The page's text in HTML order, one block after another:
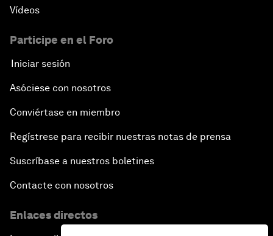
Vídeos
Participe en el Foro
Iniciar sesión
Asóciese con nosotros
Conviértase en miembro
Regístrese para recibir nuestras notas de prensa
Suscríbase a nuestros boletines
Contacte con nosotros
Enlaces directos